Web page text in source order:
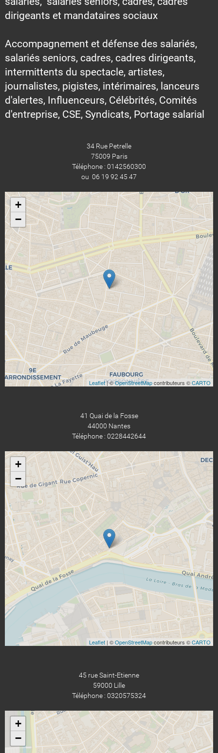
dirigeants et mandataires sociaux
Accompagnement et défense des salariés,
salariés seniors, cadres, cadres dirigeants,
intermittents du spectacle, artistes,
journalistes, pigistes, intérimaires, lanceurs
d'alertes, Influenceurs, Célébrités, Comités
d'entreprise, CSE, Syndicats, Portage salarial
34 Rue Petrelle
75009 Paris
Téléphone : 0142560300
ou 06 19 92 45 47
+
−
Leaflet| ©OpenStreetMapcontributeurs ©CARTO
41 Quai de la Fosse
44000 Nantes
Téléphone : 0228442644
+
−
Leaflet | ©OpenStreetMapcontributeurs ©CARTO
45 rue Saint-Etienne
59000 Lille
Téléphone : 0320575324
+
−